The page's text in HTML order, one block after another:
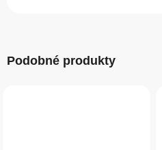
Podobné produkty